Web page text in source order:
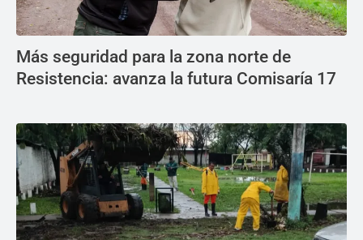
Más seguridad para la zona norte de
Resistencia: avanza la futura Comisaría 17